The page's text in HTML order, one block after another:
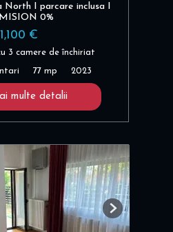
North I parcare inclusa I
0%
1,100 €
3 camere de închiriat
77 mp 2023
multe detalii
Next